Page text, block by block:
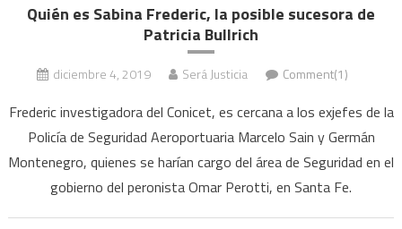
Quién es Sabina Frederic, la posible sucesora de
Patricia Bullrich
diciembre 4, 2019 Será Justicia Comment(1)
Frederic investigadora del Conicet, es cercana a los exjefes de la
Policía de Seguridad Aeroportuaria Marcelo Sain y Germán
Montenegro, quienes se harían cargo del área de Seguridad en el
gobierno del peronista Omar Perotti, en Santa Fe.